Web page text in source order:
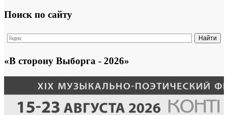
Поиск по сайту
«В сторону Выборга - 2026»